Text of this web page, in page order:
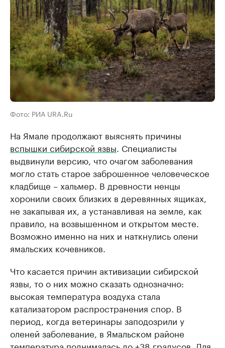
Фото: РИА URA.Ru
На Ямале продолжают выяснять причины
вспышки сибирской язвы . Специалисты
выдвинули версию, что очагом заболевания
могло стать старое заброшенное человеческое
кладбище – хальмер. В древности ненцы
хоронили своих близких в деревянных ящиках,
не закапывая их, а устанавливая на земле, как
правило, на возвышенном и открытом месте.
Возможно именно на них и наткнулись олени
ямальских кочевников.
Что касается причин активизации сибирской
язвы, то о них можно сказать однозначно:
высокая температура воздуха стала
катализатором распространения спор. В
период, когда ветеринары заподозрили у
оленей заболевание, в Ямальском районе